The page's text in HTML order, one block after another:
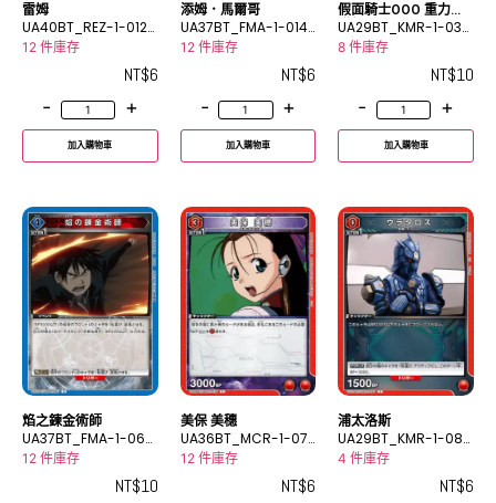
雷姆
UA40BT_REZ-1-012
C
12 件庫存
NT$6
-
+
加入購物車
添姆．馬爾哥
UA37BT_FMA-1-014
C
12 件庫存
NT$6
-
+
加入購物車
假面騎士OOO 重力系
聯組
UA29BT_KMR-1-035
U
8 件庫存
NT$10
-
+
加入購物車
焰之鍊金術師
UA37BT_FMA-1-067
U
12 件庫存
NT$10
美保 美穗
UA36BT_MCR-1-07
8C
12 件庫存
NT$6
浦太洛斯
UA29BT_KMR-1-089
C
4 件庫存
NT$6